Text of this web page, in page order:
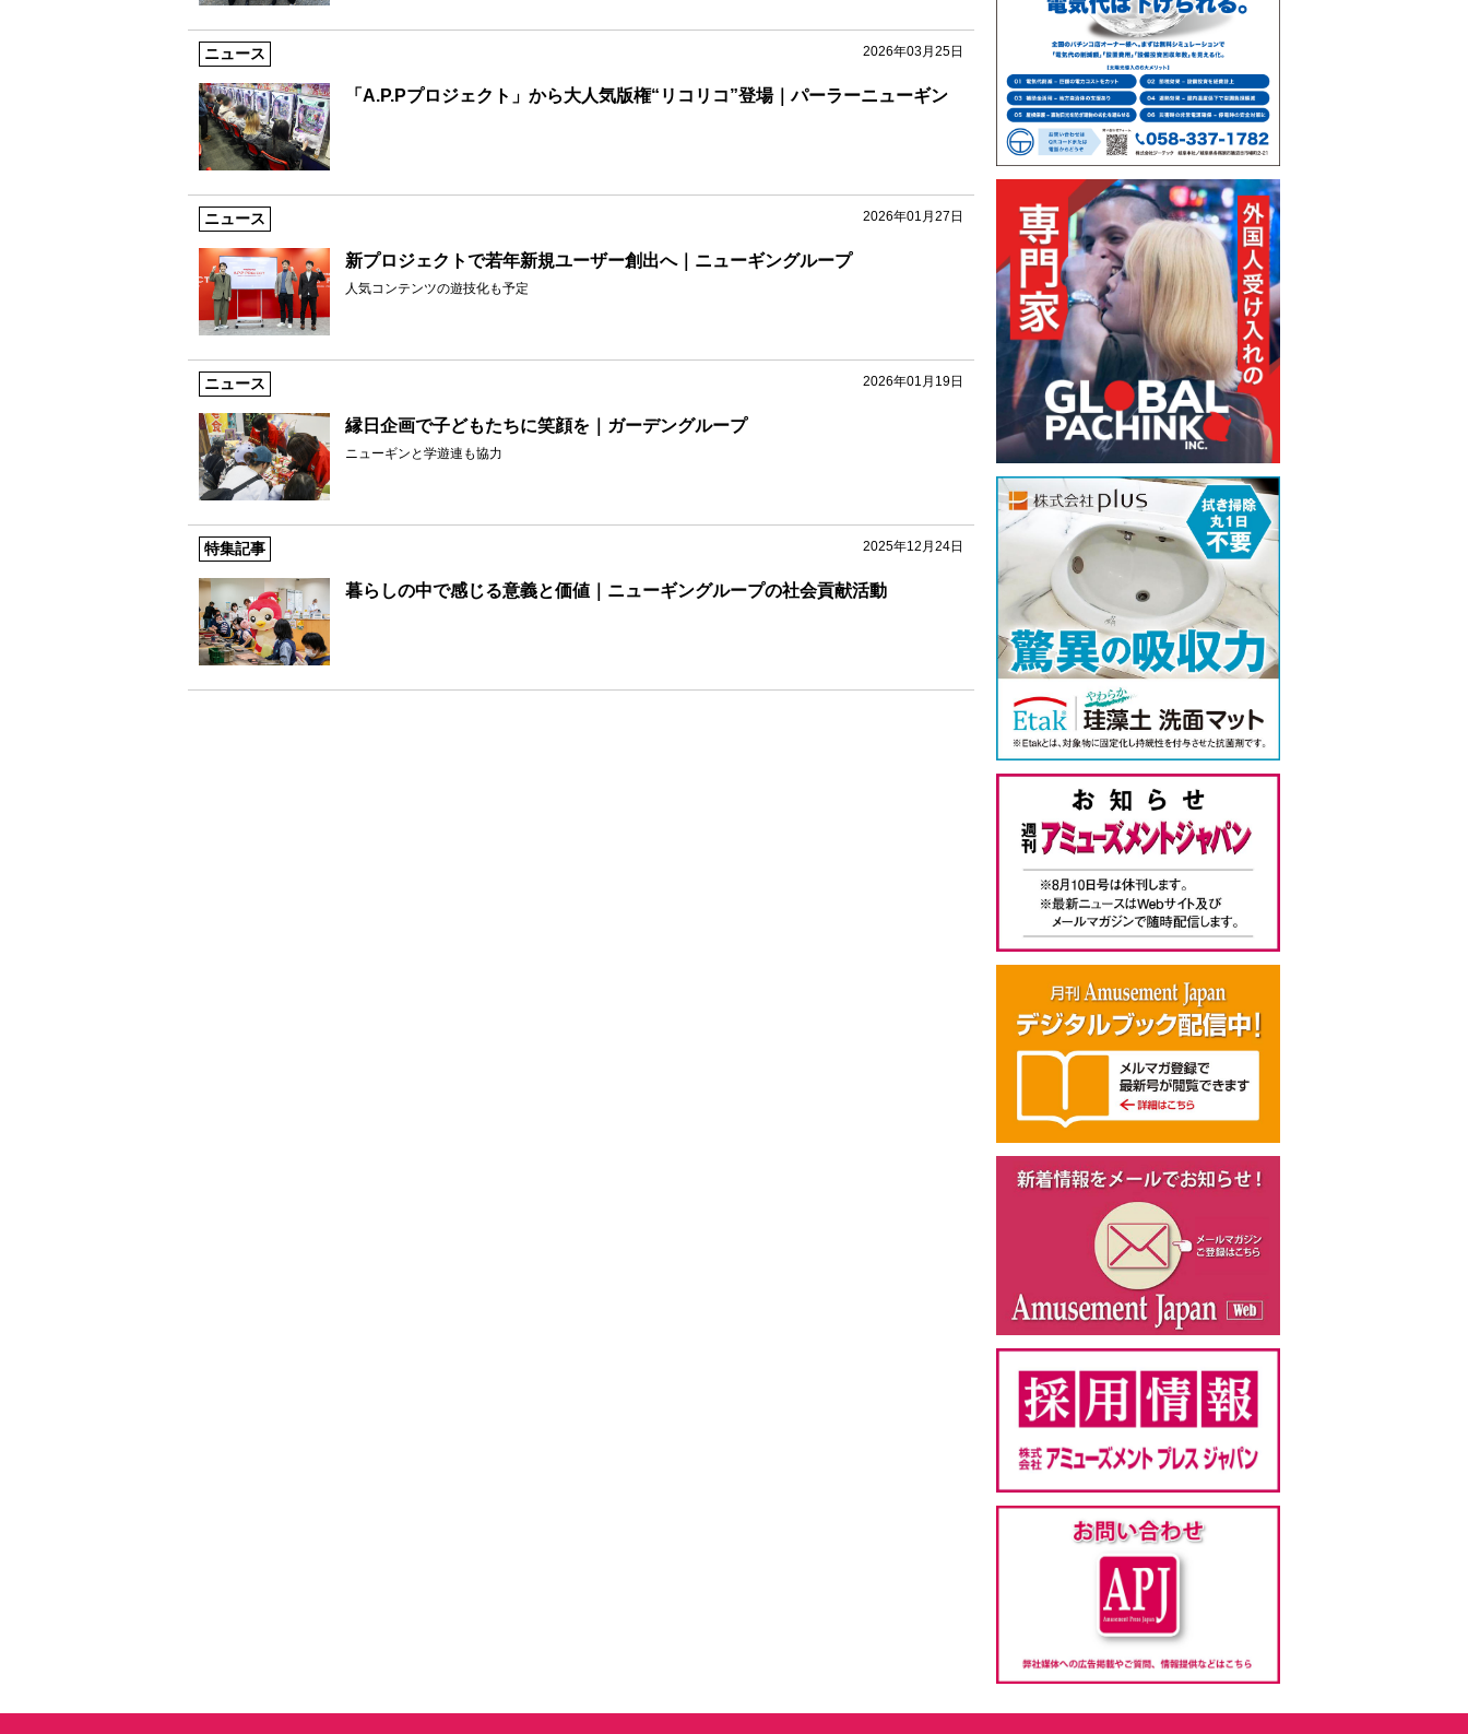
2026年03月25日
ニュース
「A.P.Pプロジェクト」から大人気版権“リコリコ”登場｜パーラーニューギン
2026年01月27日
ニュース
新プロジェクトで若年新規ユーザー創出へ｜ニューギングループ
人気コンテンツの遊技化も予定
2026年01月19日
ニュース
縁日企画で子どもたちに笑顔を｜ガーデングループ
ニューギンと学遊連も協力
2025年12月24日
特集記事
暮らしの中で感じる意義と価値｜ニューギングループの社会貢献活動